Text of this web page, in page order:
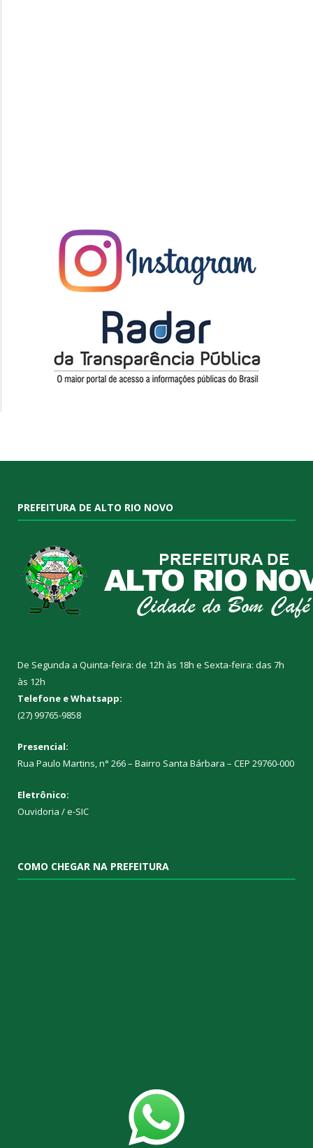
PREFEITURA DE ALTO RIO NOVO
De Segunda a Quinta-feira: de 12h às 18h e Sexta-feira: das 7h
às 12h
Telefone e Whatsapp:
(27) 99765-9858
Presencial:
Rua Paulo Martins, n° 266 – Bairro Santa Bárbara – CEP 29760-000
Eletrônico:
Ouvidoria /e-SIC
COMO CHEGAR NA PREFEITURA